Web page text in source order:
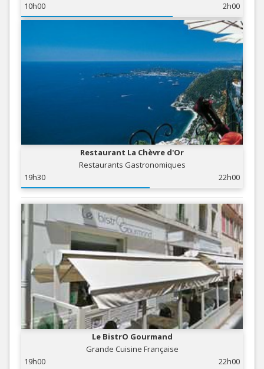
10h00
2h00
Restaurant La Chèvre d'Or
Restaurants Gastronomiques
19h30
22h00
Le BistrO Gourmand
Grande Cuisine Française
19h00
22h00